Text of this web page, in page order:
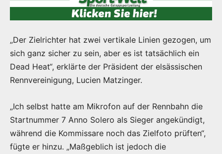
„Der Zielrichter hat zwei vertikale Linien gezogen, um
sich ganz sicher zu sein, aber es ist tatsächlich ein
Dead Heat“, erklärte der Präsident der elsässischen
Rennvereinigung, Lucien Matzinger.
„Ich selbst hatte am Mikrofon auf der Rennbahn die
Startnummer 7 Anno Solero als Sieger angekündigt,
während die Kommissare noch das Zielfoto prüften“,
fügte er hinzu. „Maßgeblich ist jedoch die